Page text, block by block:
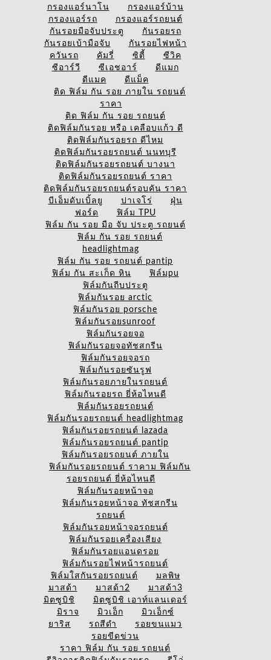
กรองแอร์นาโน
กรองแอร์บ้าน
กรองแอร์รถ
กรองแอร์รถยนต์
กันรอยมือจับประตู
กันรอยรถ
กันรอยเบ้ามือจับ
กันรอยไฟหน้า
ควันรถ
คัมรี่ ซิตี้
ซีวิค
ซีอาร์วี
ซีเอชอาร์
ดีแมก
ดีแมค
ดีแม็ค
ติด ฟิล์ม กัน รอย ภายใน รถยนต์
ราคา
ติด ฟิล์ม กัน รอย รถยนต์
ติดฟิล์มกันรอย หรือ เคลือบแก้ว ดี
ติดฟิล์มกันรอยรถ ดีไหม
ติดฟิล์มกันรอยรถยนต์ นนทบุรี
ติดฟิล์มกันรอยรถยนต์ บางนา
ติดฟิล์มกันรอยรถยนต์ ราคา
ติดฟิล์มกันรอยรถยนต์รอบคัน ราคา
บีเอ็มดับเบิ้ลยู
ปาเจโร่
ฝุ่น
ฟอร์ด
ฟิล์ม TPU
ฟิล์ม กัน รอย มือ จับ ประตู รถยนต์
ฟิล์ม กัน รอย รถยนต์
headlightmag
ฟิล์ม กัน รอย รถยนต์ pantip
ฟิล์ม กัน สะเก็ด หิน
ฟิล์มpu
ฟิล์มกันถีบประตู
ฟิล์มกันรอย arctic
ฟิล์มกันรอย porsche
ฟิล์มกันรอยsunroof
ฟิล์มกันรอยจอ
ฟิล์มกันรอยจอทัชสกรีน
ฟิล์มกันรอยจอรถ
ฟิล์มกันรอยซันรูฟ
ฟิล์มกันรอยภายในรถยนต์
ฟิล์มกันรอยรถ ยี่ห้อไหนดี
ฟิล์มกันรอยรถยนต์
ฟิล์มกันรอยรถยนต์ headlightmag
ฟิล์มกันรอยรถยนต์ lazada
ฟิล์มกันรอยรถยนต์ pantip
ฟิล์มกันรอยรถยนต์ ภายใน
ฟิล์มกันรอยรถยนต์ ราคาม ฟิล์มกัน
รอยรถยนต์ ยี่ห้อไหนดี
ฟิล์มกันรอยหน้าจอ
ฟิล์มกันรอยหน้าจอ ทัชสกรีน
รถยนต์
ฟิล์มกันรอยหน้าจอรถยนต์
ฟิล์มกันรอยเครื่องเสียง
ฟิล์มกันรอยแอนดรอย
ฟิล์มกันรอยไฟหน้ารถยนต์
ฟิล์มใสกันรอยรถยนต์
มลพิษ
มาสด้า
มาสด้า2
มาสด้า3
มิตซูบิชิ
มิตซูบิชิ เอาท์แลนเดอร์
มิราจ
มิวเอ็ก
มิวเอ็กซ์
ยาริส
รถสีดำ
รอยขนแมว
รอยขีดข่วน
ราคา ฟิล์ม กัน รอย รถยนต์